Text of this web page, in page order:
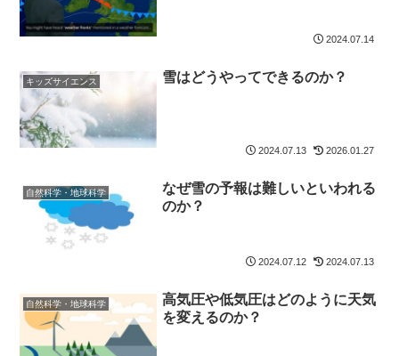
2024.07.14
キッズサイエンス 雪はどうやってできるのか？
2024.07.13 2026.01.27
自然科学・地球科学
なぜ雪の予報は難しいといわれる
のか？
2024.07.12 2024.07.13
自然科学・地球科学
高気圧や低気圧はどのように天気
を変えるのか？